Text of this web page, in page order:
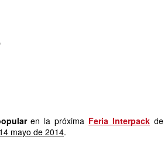
en la próxima Feria Interpack de
mayo de 2014.